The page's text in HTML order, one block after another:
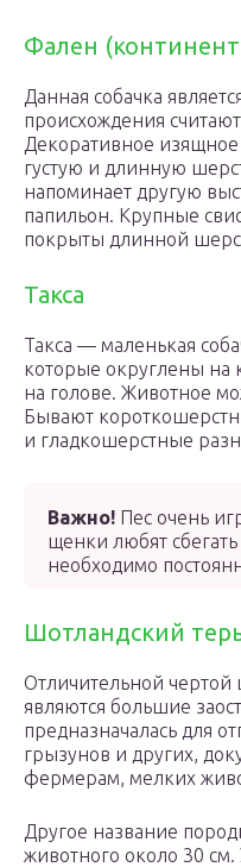
Фален
Данная собачка
происхождения
Декоративное
густую и длинную
напоминает другую
папильон. Крупные
покрыты длинной
Такса
Такса — маленькая
которые округлены на
на голове. Животное
Бывают
и гладкошерстные
Важно! Пес очень
щенки любят
необходимо
Шотландский
Отличительной чертой
являются большие
предназначалась для
грызунов и других,
фермерам, мелких
Другое название
животного около 30